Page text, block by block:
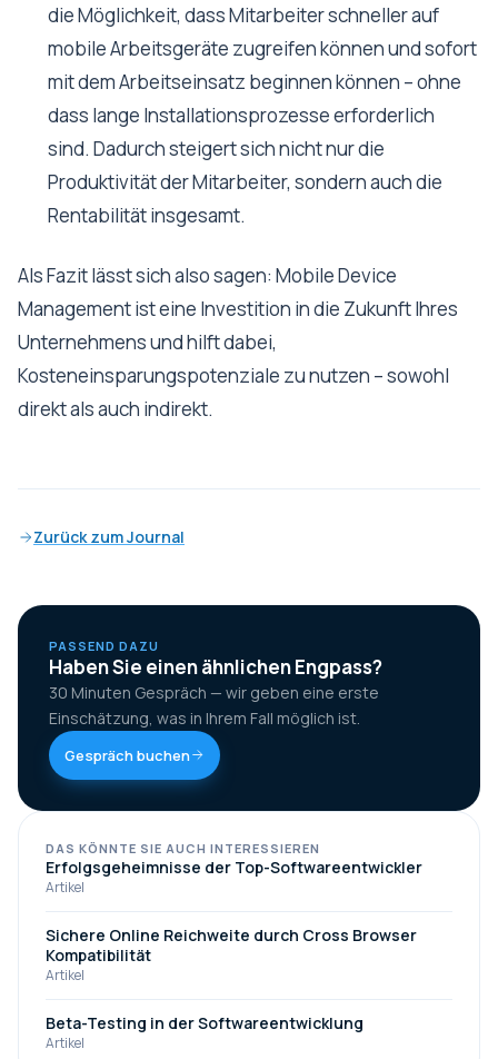
die Möglichkeit, dass Mitarbeiter schneller auf
mobile Arbeitsgeräte zugreifen können und sofort
mit dem Arbeitseinsatz beginnen können – ohne
dass lange Installationsprozesse erforderlich
sind. Dadurch steigert sich nicht nur die
Produktivität der Mitarbeiter, sondern auch die
Rentabilität insgesamt.
Als Fazit lässt sich also sagen: Mobile Device
Management ist eine Investition in die Zukunft Ihres
Unternehmens und hilft dabei,
Kosteneinsparungspotenziale zu nutzen – sowohl
direkt als auch indirekt.
Zurück zum Journal
PASSEND DAZU
Haben Sie einen ähnlichen Engpass?
30 Minuten Gespräch — wir geben eine erste
Einschätzung, was in Ihrem Fall möglich ist.
Gespräch buchen
DAS KÖNNTE SIE AUCH INTERESSIEREN
Erfolgsgeheimnisse der Top-Softwareentwickler
Artikel
Sichere Online Reichweite durch Cross Browser
Kompatibilität
Artikel
Beta-Testing in der Softwareentwicklung
Artikel